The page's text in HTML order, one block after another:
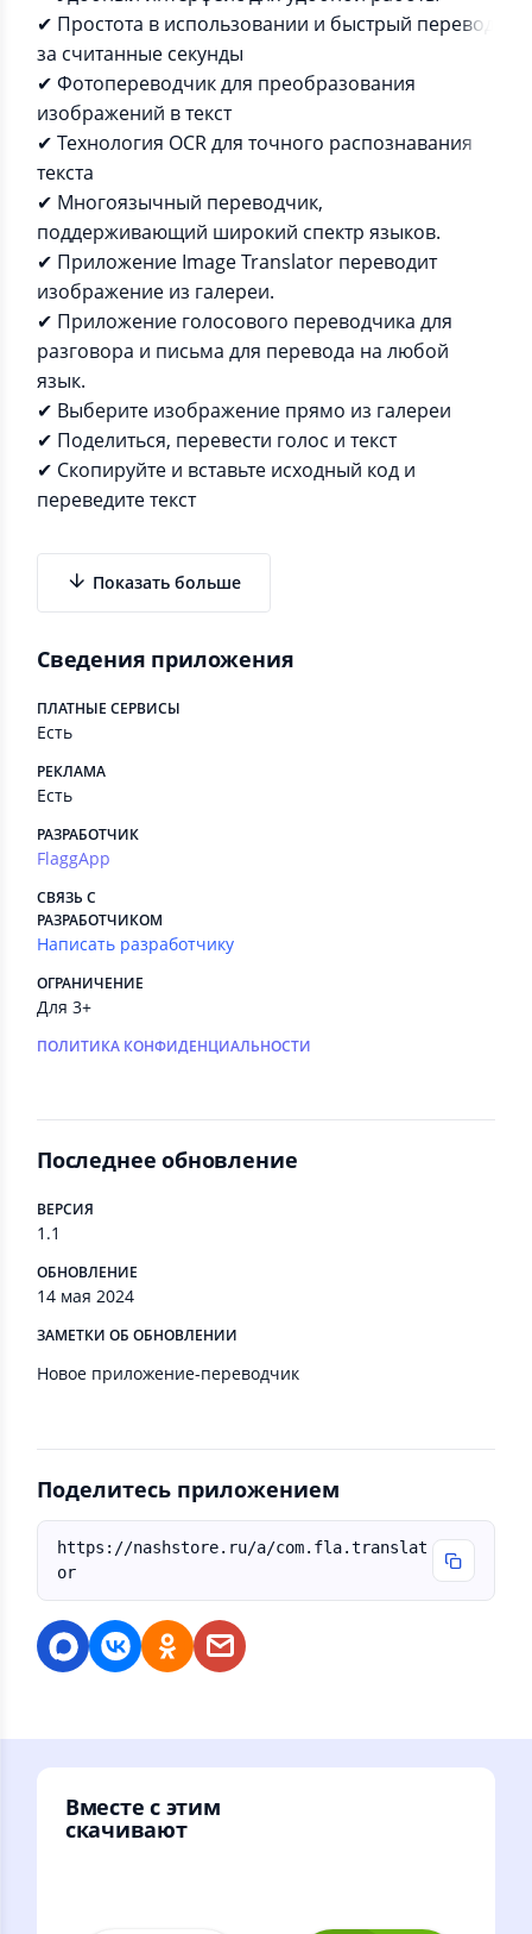
✔ Простота в использовании и быстрый перевод
за считанные секунды
✔ Фотопереводчик для преобразования
изображений в текст
✔ Технология OCR для точного распознавания
текста
✔ Многоязычный переводчик,
поддерживающий широкий спектр языков.
✔ Приложение Image Translator переводит
изображение из галереи.
✔ Приложение голосового переводчика для
разговора и письма для перевода на любой
язык.
✔ Выберите изображение прямо из галереи
✔ Поделиться, перевести голос и текст
✔ Скопируйте и вставьте исходный код и
переведите текст
Показать больше
Сведения приложения
ПЛАТНЫЕ СЕРВИСЫ
Есть
РЕКЛАМА
Есть
РАЗРАБОТЧИК
FlaggApp
СВЯЗЬ С
РАЗРАБОТЧИКОМ
Написать разработчику
ОГРАНИЧЕНИЕ
Для 3+
ПОЛИТИКА КОНФИДЕНЦИАЛЬНОСТИ
Последнее обновление
ВЕРСИЯ
1.1
ОБНОВЛЕНИЕ
14 мая 2024
ЗАМЕТКИ ОБ ОБНОВЛЕНИИ
Новое приложение-переводчик
Поделитесь приложением
https://nashstore.ru/a/com.fla.translat
or
Вместе с этим
скачивают